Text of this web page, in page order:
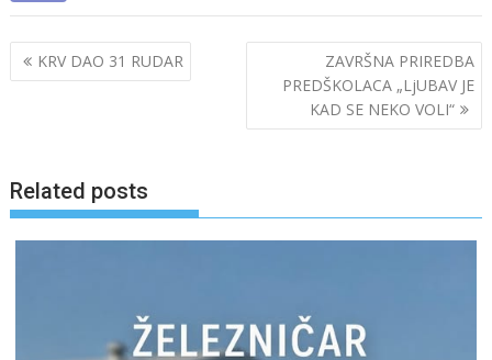
Post
navigation
KRV DAO 31 RUDAR
ZAVRŠNA PRIREDBA
PREDŠKOLACA „LjUBAV JE
KAD SE NEKO VOLI“
Related posts